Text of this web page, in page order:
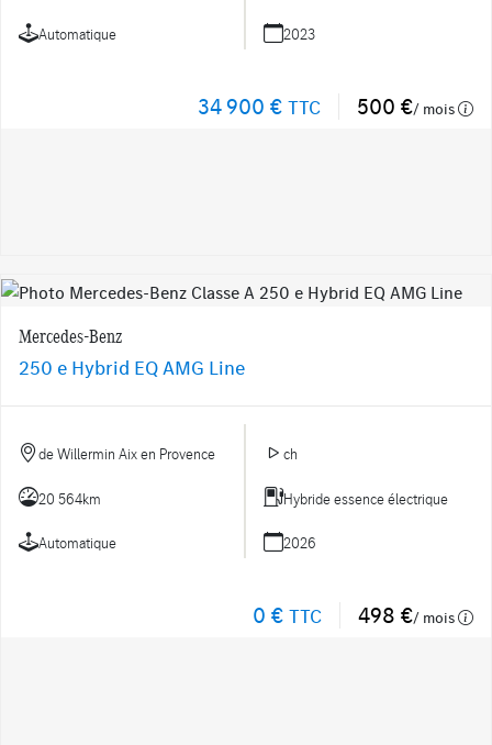
Automatique 2023
34 900 € TTC 500 €/ mois
Mercedes-Benz
250 e Hybrid EQ AMG Line
de Willermin Aix en Provence ch
20 564km Hybride essence électrique
Automatique 2026
0 € TTC 498 €/ mois